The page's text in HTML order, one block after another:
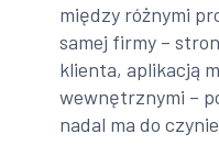
między różnymi
samej firmy –
klienta, aplikacją
wewnętrznymi –
nadal ma do